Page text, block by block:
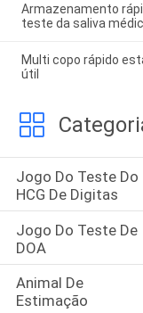
Armazenamento
teste da saliva
Multi copo rápido
útil
Jogo Do Teste Do
HCG De Digitas
Jogo Do Teste De
DOA
Animal De
Estimação